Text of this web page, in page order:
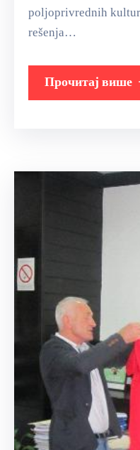
poljoprivrednih
rešenja…
Прочитај више